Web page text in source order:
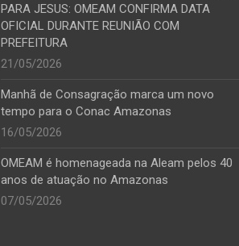
PARA JESUS: OMEAM CONFIRMA DATA
OFICIAL DURANTE REUNIÃO COM
PREFEITURA
21/05/2026
Manhã de Consagração marca um novo
tempo para o Conac Amazonas
16/05/2026
OMEAM é homenageada na Aleam pelos 40
anos de atuação no Amazonas
07/05/2026